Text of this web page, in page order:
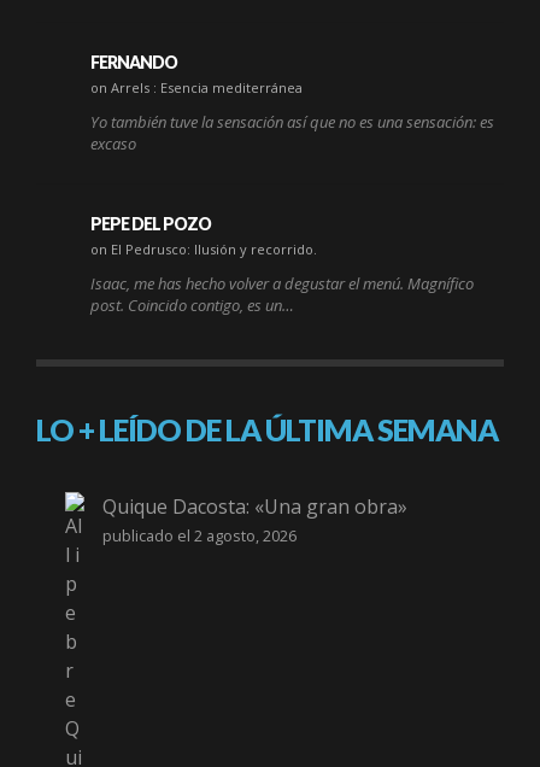
FERNANDO
on Arrels : Esencia mediterránea
Yo también tuve la sensación así que no es una sensación: es
excaso
PEPE DEL POZO
on El Pedrusco: Ilusión y recorrido.
Isaac, me has hecho volver a degustar el menú. Magnífico
post. Coincido contigo, es un…
LO + LEÍDO DE LA ÚLTIMA SEMANA
Quique Dacosta: «Una gran obra»
publicado el 2 agosto, 2026